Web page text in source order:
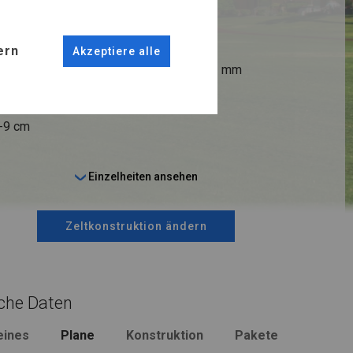
ANSCHLÜSSE
Stahl ca. fi 42 mm
cm
Einzelheiten ansehen
Zeltkonstruktion ändern
Daten
Plane Konstruktion Pakete
Akzeptiere alle